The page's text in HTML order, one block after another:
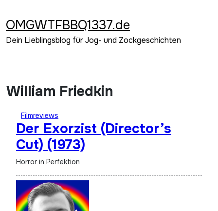
springen
OMGWTFBBQ1337.de
Dein Lieblingsblog für Jog- und Zockgeschichten
William Friedkin
Filmreviews
Der Exorzist (Director’s
Cut) (1973)
Horror in Perfektion